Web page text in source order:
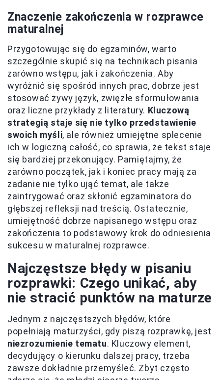
Znaczenie zakończenia w rozprawce
maturalnej
Przygotowując się do egzaminów, warto
szczególnie skupić się na technikach pisania
zarówno wstępu, jak i zakończenia. Aby
wyróżnić się spośród innych prac, dobrze jest
stosować żywy język, zwięzłe sformułowania
oraz liczne przykłady z literatury. Kluczową
strategią staje się nie tylko przedstawienie
swoich myśli, ale również umiejętne splecenie
ich w logiczną całość, co sprawia, że tekst staje
się bardziej przekonujący. Pamiętajmy, że
zarówno początek, jak i koniec pracy mają za
zadanie nie tylko ująć temat, ale także
zaintrygować oraz skłonić egzaminatora do
głębszej refleksji nad treścią. Ostatecznie,
umiejętność dobrze napisanego wstępu oraz
zakończenia to podstawowy krok do odniesienia
sukcesu w maturalnej rozprawce.
Najczęstsze błędy w pisaniu
rozprawki: Czego unikać, aby
nie stracić punktów na maturze
Jednym z najczęstszych błędów, które
popełniają maturzyści, gdy piszą rozprawkę, jest
niezrozumienie tematu. Kluczowy element,
decydujący o kierunku dalszej pracy, trzeba
zawsze dokładnie przemyśleć. Zbyt często